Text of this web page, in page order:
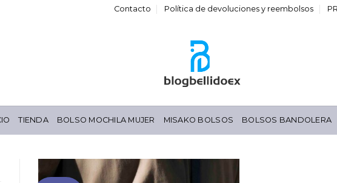
Contacto Política de devoluciones y reembolsos
TIENDA BOLSO MOCHILA MUJER MISAKO BOLSOS BOLSOS BANDOLERA